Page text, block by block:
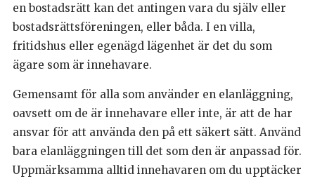
en bostadsrätt kan det antingen vara du själv eller
bostadsrättsföreningen, eller båda. I en villa,
fritidshus eller egenägd lägenhet är det du som
ägare som är innehavare.
Gemensamt för alla som använder en elanläggning,
oavsett om de är innehavare eller inte, är att de har
ansvar för att använda den på ett säkert sätt. Använd
bara elanläggningen till det som den är anpassad för.
Uppmärksamma alltid innehavaren om du upptäcker